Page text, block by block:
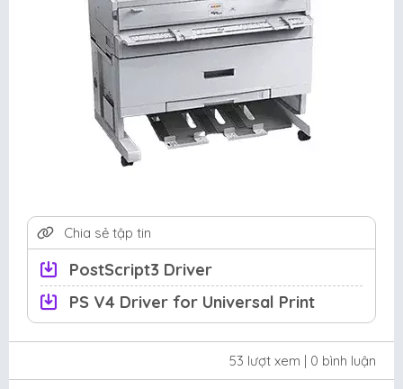
Chia sẻ tập tin
PostScript3 Driver
PS V4 Driver for Universal Print
53 lượt xem | 0 bình luận